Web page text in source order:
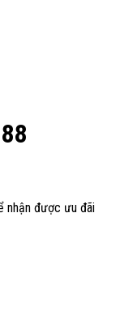
nhận được ưu đãi